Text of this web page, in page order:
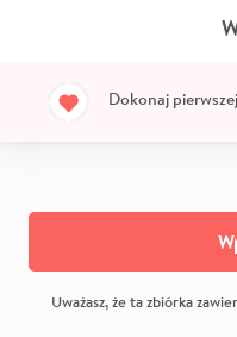
Dokonaj
Uważasz, że ta zbiórka